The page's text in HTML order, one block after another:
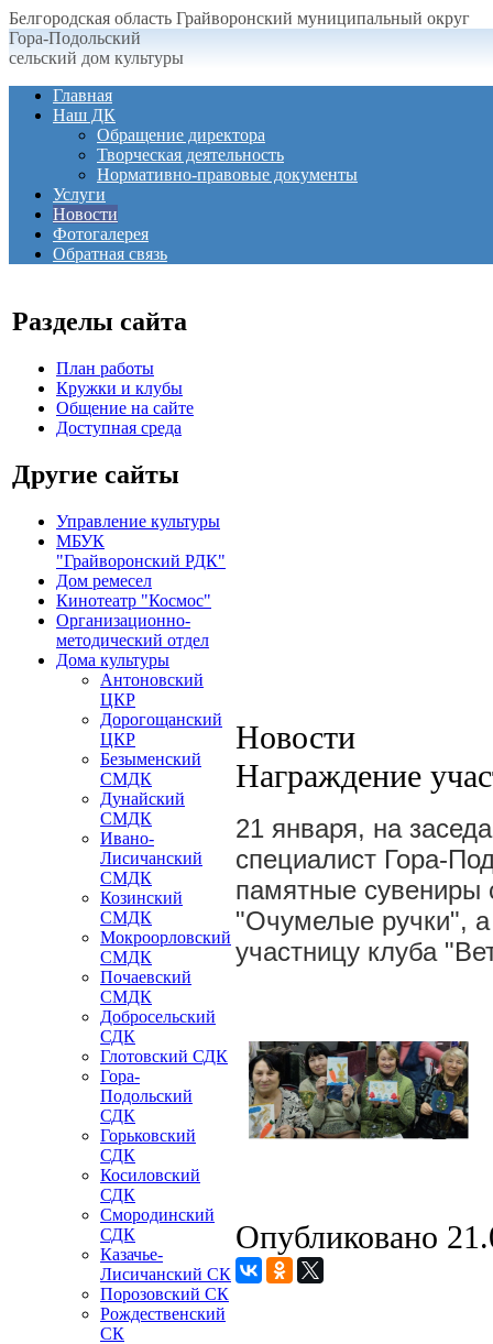
Белгородская область Грайворонский муниципальный округ
Гора-Подольский
сельский дом культуры
Главная
Наш ДК
Обращение директора
Творческая деятельность
Нормативно-правовые документы
Услуги
Новости
Фотогалерея
Обратная связь
Разделы сайта
План работы
Кружки и клубы
Общение на сайте
Доступная среда
Другие сайты
Управление культуры
МБУК
"Грайворонский РДК"
Дом ремесел
Кинотеатр "Космос"
Организационно-
методический отдел
Дома культуры
Антоновский
ЦКР
Дорогощанский
ЦКР
Безыменский
СМДК
Дунайский
СМДК
Ивано-
Лисичанский
СМДК
Козинский
СМДК
Мокроорловский
СМДК
Почаевский
СМДК
Добросельский
СДК
Глотовский СДК
Гора-
Подольский
СДК
Горьковский
СДК
Косиловский
СДК
Смородинский
СДК
Казачье-
Лисичанский СК
Порозовский СК
Рождественский
СК
Новости
Награждение
21 января, на
специалист Гора-
памятные сувениры
"Очумелые ручки",
участницу клуба
Опубликовано